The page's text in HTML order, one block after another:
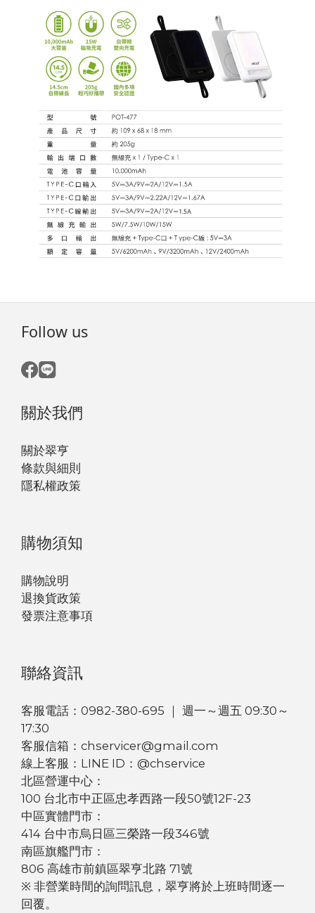
Follow us
關於我們
關於翠亨
條款與細則
隱私權政策
購物須知
購物說明
退換貨政策
發票注意事項
聯絡資訊
客服電話：0982-380-695 ｜ 週一～週五 09:30～
17:30
客服信箱：chservicer@gmail.com
線上客服：LINE ID：@chservice
北區營運中心：
100 台北市中正區忠孝西路一段50號12F-23
中區實體門市：
414 台中市烏日區三榮路一段346號
南區旗艦門市：
806 高雄市前鎮區翠亨北路 71號
※ 非營業時間的詢問訊息，翠亨將於上班時間逐一
回覆。